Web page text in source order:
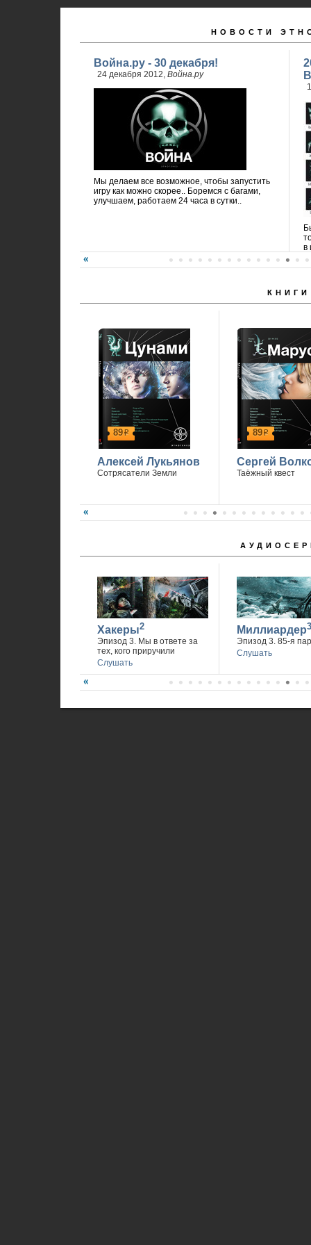
НОВОСТИ
Война.ру - 30 декабря!
24 декабря 2012, Война.ру
Мы делаем все возможное, чтобы запустить
игру как можно скорее.. Боремся с багами,
улучшаем, работаем 24 часа в сутки..
в
КНИГИ
89р
Алексей Лукьянов
Сотрясатели Земли
89р
Сергей
Таёжный квест
Хакеры2
Эпизод 3. Мы в ответе за
тех, кого приручили
Слушать
Миллиардер3
Эпизод 3. 85-я
Слушать